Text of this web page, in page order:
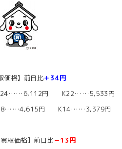
価格】前日比＋34円
円 K22……5,533円
円 K14……3,379円
買取価格】前日比－13円